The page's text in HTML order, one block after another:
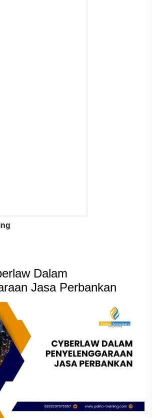
Dalam
Jasa Perbankan